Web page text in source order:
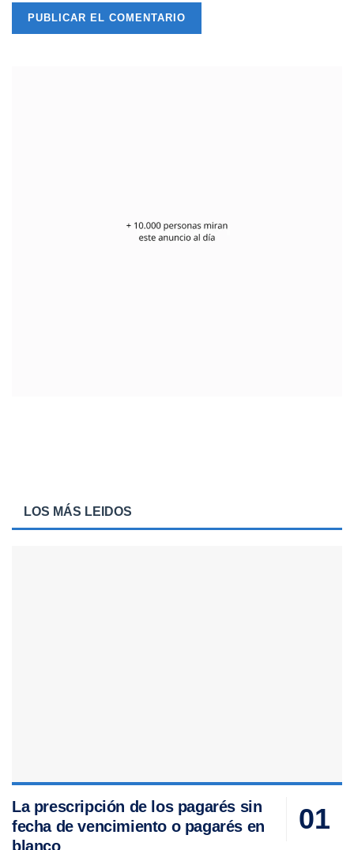
LOS MÁS LEIDOS
La prescripción de los pagarés sin
fecha de vencimiento o pagarés en
blanco